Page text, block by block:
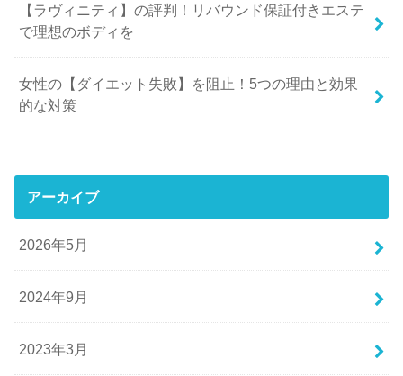
【ラヴィニティ】の評判！リバウンド保証付きエステ
で理想のボディを
女性の【ダイエット失敗】を阻止！5つの理由と効果
的な対策
アーカイブ
2026年5月
2024年9月
2023年3月